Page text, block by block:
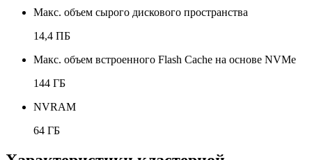
Макс. объем сырого дискового пространства
14,4 ПБ
Макс. объем встроенного Flash Cache на основе NVMe
144 ГБ
NVRAM
64 ГБ